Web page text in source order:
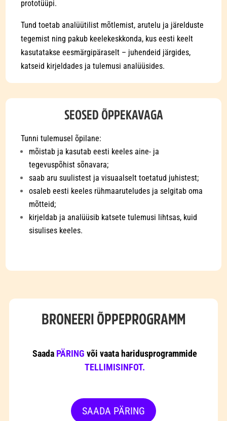
prototüüpi.
Tund toetab analüütilist mõtlemist, arutelu ja järelduste
tegemist ning pakub keelekeskkonda, kus eesti keelt
kasutatakse eesmärgipäraselt – juhendeid järgides,
katseid kirjeldades ja tulemusi analüüsides.
SEOSED ÕPPEKAVAGA
Tunni tulemusel õpilane:
mõistab ja kasutab eesti keeles aine- ja
tegevuspõhist sõnavara;
saab aru suulistest ja visuaalselt toetatud juhistest;
osaleb eesti keeles rühmaaruteludes ja selgitab oma
mõtteid;
kirjeldab ja analüüsib katsete tulemusi lihtsas, kuid
sisulises keeles.
BRONEERI ÕPPEPROGRAMM
Saada PÄRING või vaata haridusprogrammide
TELLIMISINFOT.
SAADA PÄRING